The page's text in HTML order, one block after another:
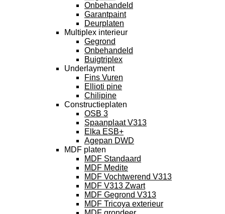
Onbehandeld
Garantpaint
Deurplaten
Multiplex interieur
Gegrond
Onbehandeld
Buigtriplex
Underlayment
Fins Vuren
Ellioti pine
Chilipine
Constructieplaten
OSB 3
Spaanplaat V313
Elka ESB+
Agepan DWD
MDF platen
MDF Standaard
MDF Medite
MDF Vochtwerend V313
MDF V313 Zwart
MDF Gegrond V313
MDF Tricoya exterieur